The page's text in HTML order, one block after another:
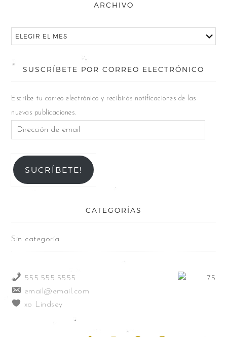
ARCHIVO
SUSCRÍBETE POR CORREO ELECTRÓNICO
Escribe tu correo electrónico y recibirás notificaciones de las
nuevas publicaciones.
SUCRÍBETE!
CATEGORÍAS
Sin categoría
555.555.5555
email@email.com
xo Lindsey